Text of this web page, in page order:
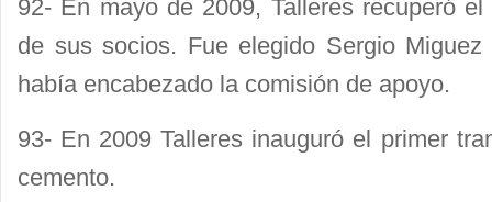
92- En mayo de 2009, Talleres recuperó
de sus socios. Fue elegido Sergio
había encabezado la comisión de apoyo.
93- En 2009 Talleres inauguró el primer
cemento.